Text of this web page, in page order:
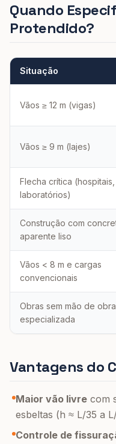
Quando
Protendido?
Situação
Vãos ≥ 12 m (vigas)
Vãos ≥ 9 m (lajes)
Flecha crítica (hospitais,
laboratórios)
Construção com
aparente liso
Vãos < 8 m e cargas
convencionais
Obras sem mão de obra
especializada
Vantagens do
Maior vão livre com
esbeltas (h ≈ L/35 a
Controle de